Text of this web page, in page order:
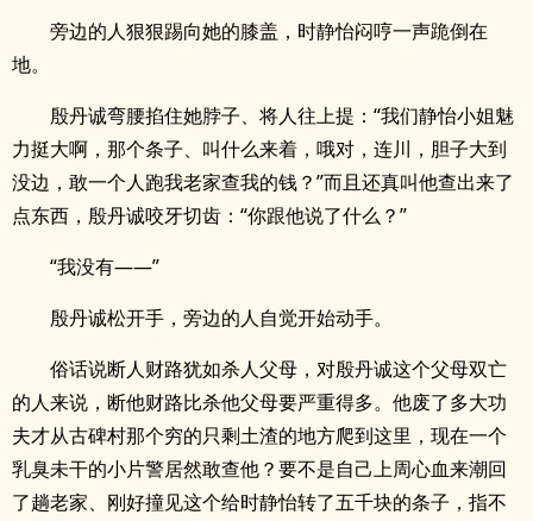
旁边的人狠狠踢向她的膝盖，时静怡闷哼一声跪倒在
地。
殷丹诚弯腰掐住她脖子、将人往上提：“我们静怡小姐魅
力挺大啊，那个条子、叫什么来着，哦对，连川，胆子大到
没边，敢一个人跑我老家查我的钱？”而且还真叫他查出来了
点东西，殷丹诚咬牙切齿：“你跟他说了什么？”
“我没有——”
殷丹诚松开手，旁边的人自觉开始动手。
俗话说断人财路犹如杀人父母，对殷丹诚这个父母双亡
的人来说，断他财路比杀他父母要严重得多。他废了多大功
夫才从古碑村那个穷的只剩土渣的地方爬到这里，现在一个
乳臭未干的小片警居然敢查他？要不是自己上周心血来潮回
了趟老家、刚好撞见这个给时静怡转了五千块的条子，指不